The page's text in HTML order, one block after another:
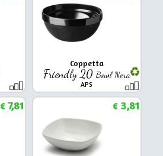
Coppetta
Friendly 20 Bowl Nera
APS
€7,81 €3,81